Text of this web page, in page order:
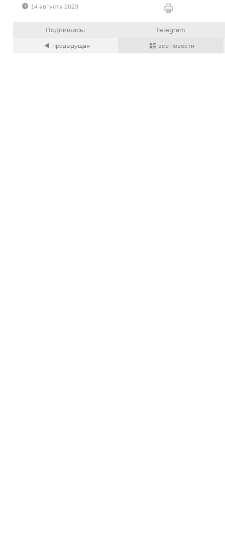
14 августа 2023